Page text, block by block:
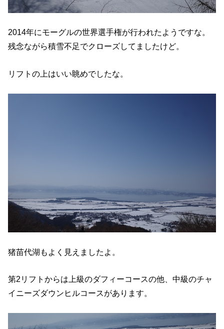
2014年にモーグルの世界選手権が行われたようですな。
残念ながら積雪不足でクローズしてましたけど。
リフトの上はいい眺めでしたな。
猪苗代湖もよく見えましたよ。
第2リフトからは上級のダフィーコースの他、中級のチャ
イニーズダウンヒルコースがあります。